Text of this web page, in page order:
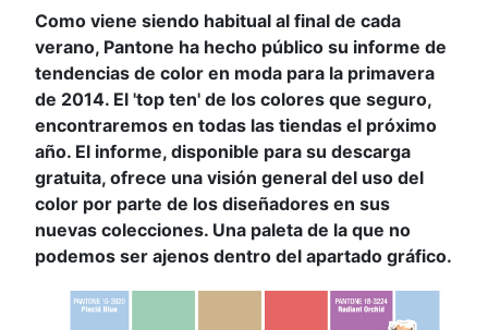
Como viene siendo habitual al final de cada
verano, Pantone ha hecho público su informe de
tendencias de color en moda para la primavera
de 2014. El 'top ten' de los colores que seguro,
encontraremos en todas las tiendas el próximo
año. El informe, disponible para su descarga
gratuita, ofrece una visión general del uso del
color por parte de los diseñadores en sus
nuevas colecciones. Una paleta de la que no
podemos ser ajenos dentro del apartado gráfico.